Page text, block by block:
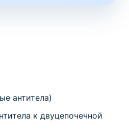
антитела)
к двуцепочечной